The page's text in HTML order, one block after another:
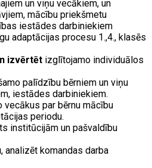
un viņu vecākiem, un
mācību priekšmetu
iestādes darbiniekiem
adaptācijas procesu 1.,4., klasēs
izvērtēt izglītojamo individuālos
palīdzību bērniem un viņu
iestādes darbiniekiem.
vecākus par bērnu mācību
periodu.
institūcijām un pašvaldību
analizēt komandas darba